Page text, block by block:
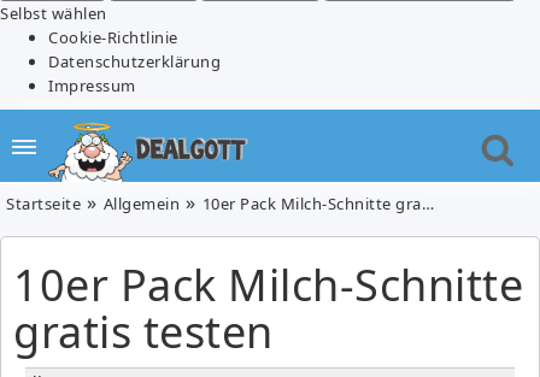
Selbst wählen
Cookie-Richtlinie
Datenschutzerklärung
Impressum
Startseite Allgemein 10er Pack Milch-Schnitte gratis testen
10er Pack Milch-Schnitte
gratis testen